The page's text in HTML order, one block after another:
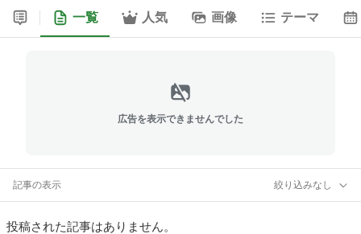
一覧 人気 画像 テーマ
広告を表示できませんでした
記事の表示 絞り込みなし
投稿された記事はありません。